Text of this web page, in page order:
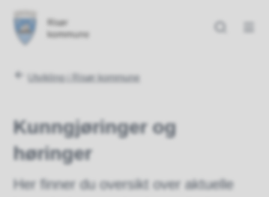
Risør kommune
Du er her:
Utvikling i Risør kommune
Kunngjøringer og
høringer
Her finner du oversikt over aktuelle